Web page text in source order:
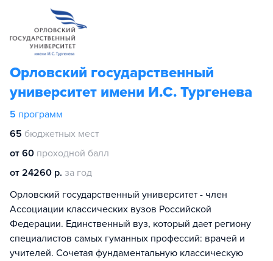
Орловский государственный
университет имени И.С. Тургенева
5 программ
65 бюджетных мест
от 60 проходной балл
от 24260 р. за год
Орловский государственный университет - член
Ассоциации классических вузов Российской
Федерации. Единственный вуз, который дает региону
специалистов самых гуманных профессий: врачей и
учителей. Сочетая фундаментальную классическую